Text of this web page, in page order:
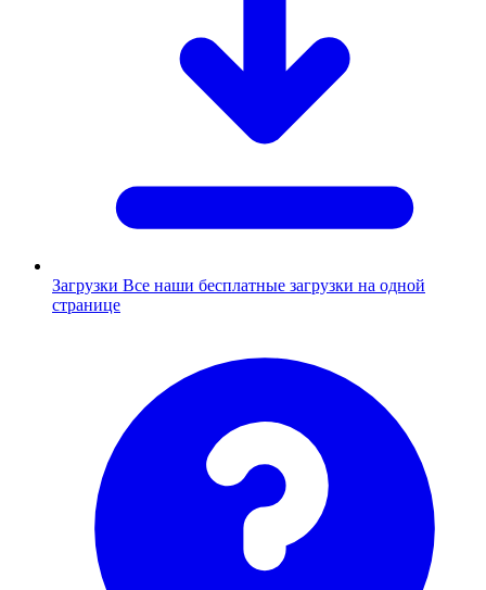
Загрузки Все наши бесплатные загрузки на одной
странице